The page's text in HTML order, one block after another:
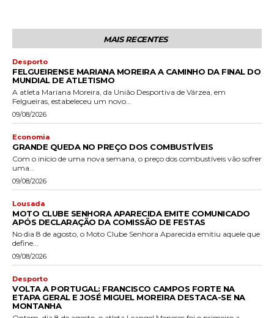
MAIS RECENTES
Desporto
FELGUEIRENSE MARIANA MOREIRA A CAMINHO DA FINAL DO
MUNDIAL DE ATLETISMO
A atleta Mariana Moreira, da União Desportiva de Várzea, em
Felgueiras, estabeleceu um novo...
09/08/2026
Economia
GRANDE QUEDA NO PREÇO DOS COMBUSTÍVEIS
Com o início de uma nova semana, o preço dos combustíveis vão sofrer
uma...
09/08/2026
Lousada
MOTO CLUBE SENHORA APARECIDA EMITE COMUNICADO
APÓS DECLARAÇÃO DA COMISSÃO DE FESTAS
No dia 8 de agosto, o Moto Clube Senhora Aparecida emitiu aquele que
define...
09/08/2026
Desporto
VOLTA A PORTUGAL: FRANCISCO CAMPOS FORTE NA
ETAPA GERAL E JOSÉ MIGUEL MOREIRA DESTACA-SE NA
MONTANHA